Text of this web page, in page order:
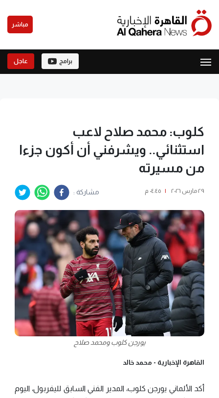
مباشر
برامج عاجل
كلوب: محمد صلاح لاعب
استثنائي.. ويشرفني أن أكون جزءا
من مسيرته
٢٩ مارس ٢٠٢٦ | ٠٤:٤٥ م مشاركة :
يورجن كلوب ومحمد صلاح
القاهرة الإخبارية - محمد خالد
أكد الألماني يورجن كلوب، المدير الفني السابق لليفربول، اليوم